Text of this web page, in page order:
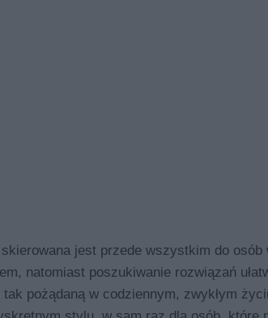
jest przede wszystkim do osób
natomiast poszukiwanie rozwiązań
pożądaną w codziennym, zwykłym